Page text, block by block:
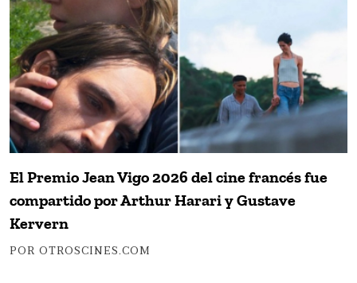
El Premio Jean Vigo 2026 del cine francés fue
compartido por Arthur Harari y Gustave
Kervern
POR OTROSCINES.COM